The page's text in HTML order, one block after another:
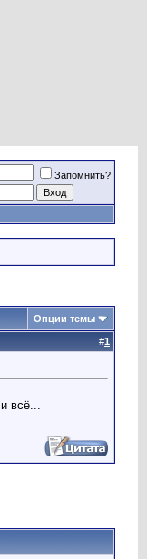
Запомнить?
Опции темы
#1
всё...